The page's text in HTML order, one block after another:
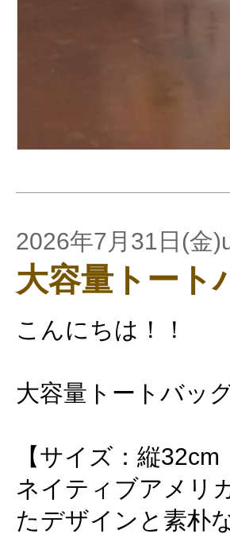
2026年7月31日(金
大容量トート
こんにちは！！
大容量トートバッグ
【サイズ：縦
ネイティブアメリ
たデザインと素朴